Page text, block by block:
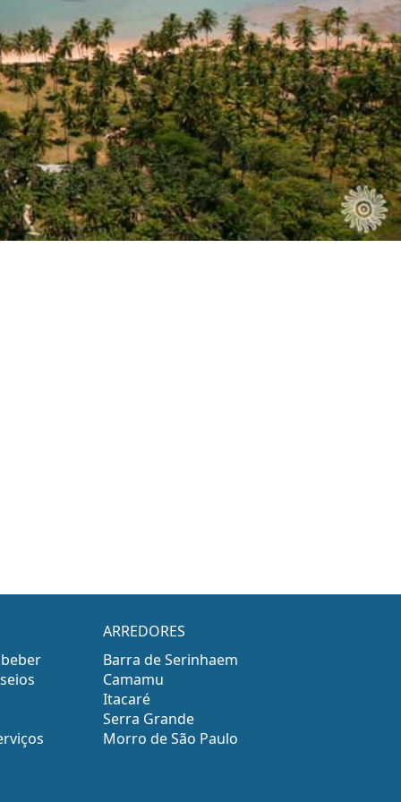
ARREDORES
Barra de Serinhaem
Camamu
Itacaré
Serra Grande
Morro de São Paulo